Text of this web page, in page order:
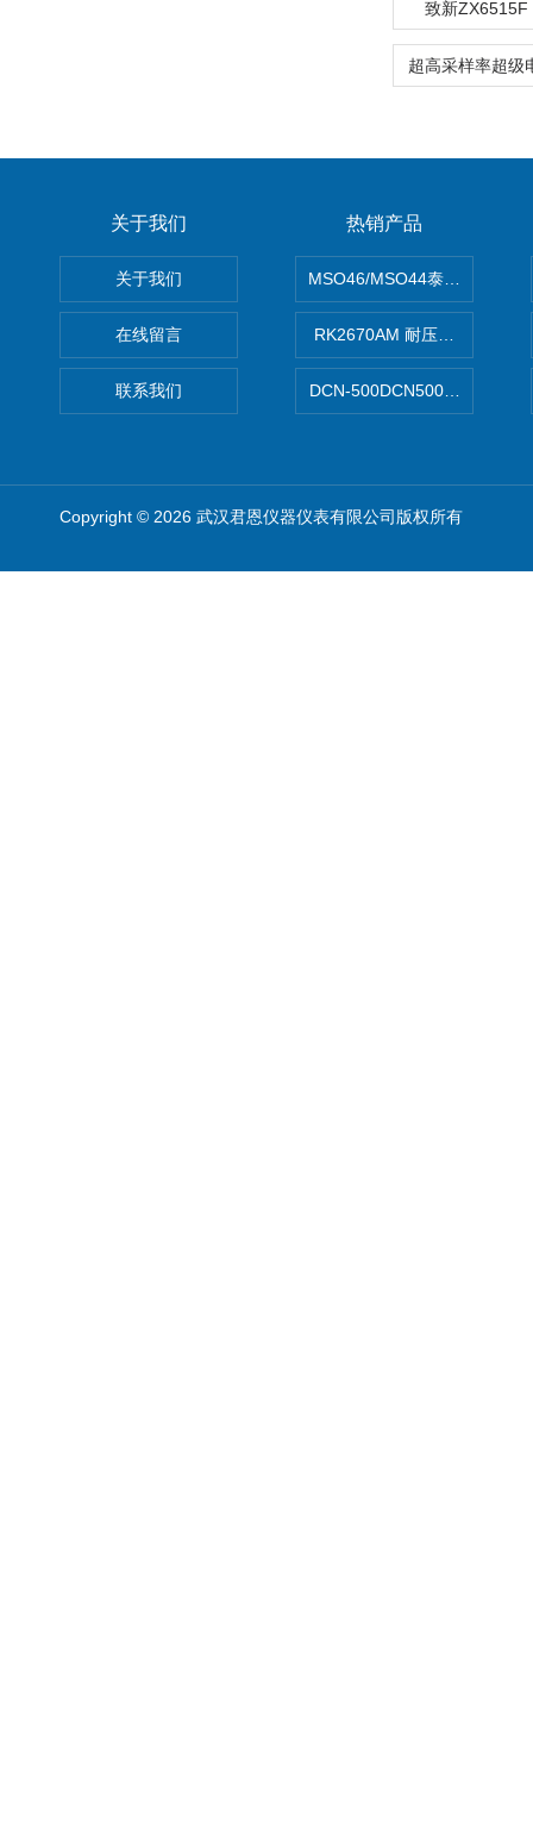
致新ZX6515F
关于我们
关于我们
在线留言
联系我们
热销产品
MSO46/MSO44泰克
RK2670AM 耐压测试仪
DCN-500DCN500资料收集器
Copyright © 2026 武汉君恩仪器仪表有限公司版权所有